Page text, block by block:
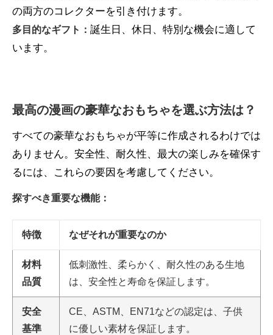
の両方のコレクターを引き付けます。
多目的なギフト： 誕生日、休日、特別な機会に適して
います。
最高の漫画の豪華なおもちゃを選ぶ方法は？
すべての豪華なおもちゃが平等に作成されるわけでは
ありません。安全性、耐久性、最大の楽しみを確保す
るには、これらの要因を考慮してください。
探すべき重要な機能：
特徴 なぜそれが重要なのか
材料
品質
低刺激性、柔らかく、耐久性のある生地
は、安全性と寿命を保証します。
安全
基準
CE、ASTM、EN71などの認定は、子供
に優しい素材を保証します。